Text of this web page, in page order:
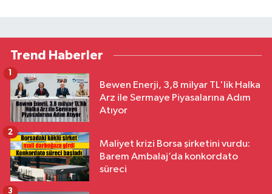
Trend Haberler
Bewen Enerji, 3,8 milyar TL'lik Halka
Arz ile Sermaye Piyasalarına Adım
Atıyor
1
Maliyet krizi Borsa şirketini vurdu:
Barem Ambalaj’da konkordato
süreci
2
3